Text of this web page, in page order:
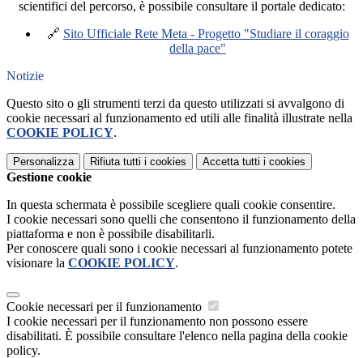
scientifici del percorso, è possibile consultare il portale dedicato:
🔗 Sito Ufficiale Rete Meta - Progetto "Studiare il coraggio
della pace"
Notizie
Questo sito o gli strumenti terzi da questo utilizzati si avvalgono di
cookie necessari al funzionamento ed utili alle finalità illustrate nella
COOKIE POLICY.
Personalizza Rifiuta tutti i cookies Accetta tutti i cookies
Gestione cookie
In questa schermata è possibile scegliere quali cookie consentire.
I cookie necessari sono quelli che consentono il funzionamento della
piattaforma e non è possibile disabilitarli.
Per conoscere quali sono i cookie necessari al funzionamento potete
visionare la COOKIE POLICY.
Cookie necessari per il funzionamento
I cookie necessari per il funzionamento non possono essere
disabilitati. È possibile consultare l'elenco nella pagina della cookie
policy.